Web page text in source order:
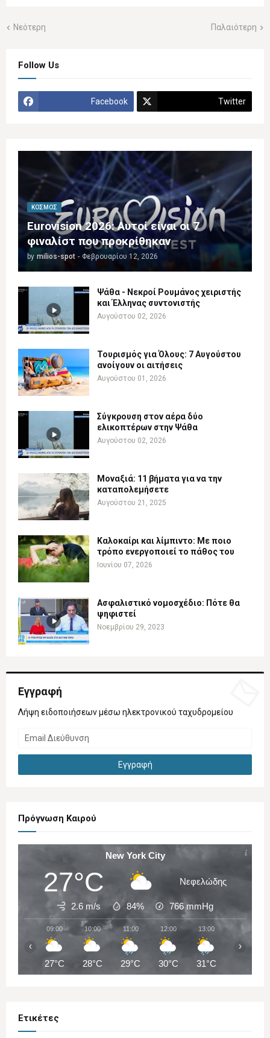
Νεότερη Παλαιότερη
Follow Us
Facebook Twitter
ΚΌΣΜΟΣ
Eurovision 2026: Αυτοί είναι οι 7
φιναλίστ που προκρίθηκαν
by milios-spot - Φεβρουαρίου 12, 2026
Ψάθα - Νεκροί Ρουμάνος χειριστής
και Έλληνας συντονιστής
Αυγούστου 02, 2026
Τουρισμός για Όλους: 7 Αυγούστου
ανοίγουν οι αιτήσεις
Αυγούστου 01, 2026
Σύγκρουση στον αέρα δύο
ελικοπτέρων στην Ψάθα
Αυγούστου 02, 2026
Μοναξιά: 11 βήματα για να την
καταπολεμήσετε
Αυγούστου 21, 2025
Καλοκαίρι και λίμπιντο: Με ποιο
τρόπο ενεργοποιεί το πάθος του
Ιουνίου 07, 2026
Ασφαλιστικό νομοσχέδιο: Πότε θα
ψηφιστεί
Νοεμβρίου 29, 2023
Εγγραφή
Λήψη ειδοποιήσεων μέσω ηλεκτρονικού ταχυδρομείου
Πρόγνωση Καιρού
New York City
27°C Νεφελώδης
2.6 m/s 84% 766 mmHg
09:00
27°C
10:00
28°C
11:00
29°C
12:00
30°C
13:00
31°C
14:00
‹ ›
Ετικέτες